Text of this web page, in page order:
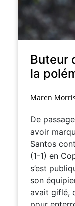
Buteur
la
Maren
De
avoir
Santos
(1-1) en
s’est
son
avait giflé,